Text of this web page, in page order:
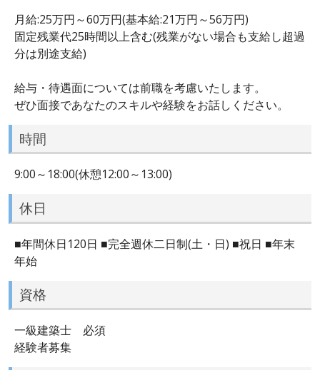
月給:25万円～60万円(基本給:21万円～56万円)
固定残業代25時間以上含む(残業がない場合も支給し超過
分は別途支給)
給与・待遇面については前職を考慮いたします。
ぜひ面接であなたのスキルや経験をお話しください。
時間
9:00～18:00(休憩12:00～13:00)
休日
■年間休日120日 ■完全週休二日制(土・日) ■祝日 ■年末
年始
資格
一級建築士 必須
経験者募集